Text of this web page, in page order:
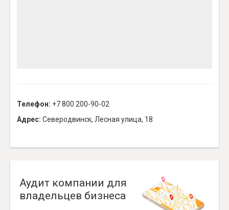
Телефон: +7 800 200-90-02
Адрес: Северодвинск, Лесная улица, 18
Аудит компании для
владельцев бизнеса